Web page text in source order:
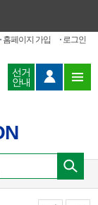
로그인
홈페이지 가입
선거
안내